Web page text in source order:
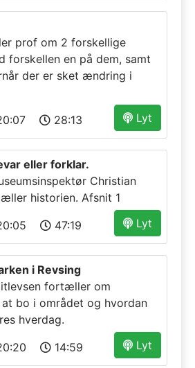
prof om 2 forskellige
forskellen en på dem, samt
der er sket ændring i
Lyt
28:13
eller forklar.
Christian
historien. Afsnit 1
Lyt
47:19
i Revsing
fortæller om
bo i området og hvordan
hverdag.
Lyt
14:59